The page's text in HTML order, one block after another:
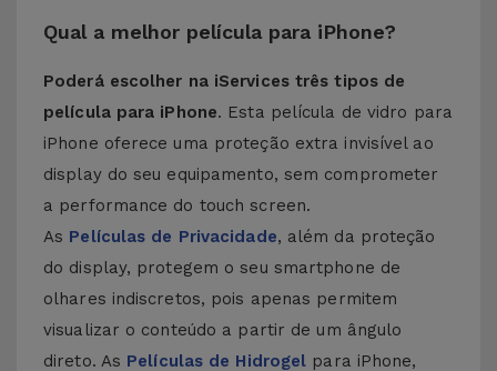
Qual a melhor película para iPhone?
Poderá escolher na iServices três tipos de
película para iPhone. Esta película de vidro para
iPhone oferece uma proteção extra invisível ao
display do seu equipamento, sem comprometer
a performance do touch screen.
As Películas de Privacidade, além da proteção
do display, protegem o seu smartphone de
olhares indiscretos, pois apenas permitem
visualizar o conteúdo a partir de um ângulo
direto. As Películas de Hidrogel para iPhone,